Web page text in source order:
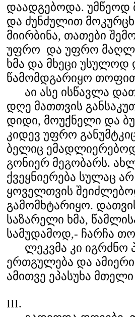
დაადგებოდა. უმწეოდ
და ძუნძულით
მიირბინა, თათები
უფრო და უფრო მაღლა
ხმა და მხეცი უსულოდ
წამომდგარიყო
აი ასე ისწავლა
დღე მათთვის
დიდი, მოუქნელი და
კიდევ უფრო
ბელიც
გონიერ მეგობარს.
ქვეყნიერება სულაც
ყოველთვის
გამომხტარიყო.
საზარელი ხმა,
სამუდამოდ,- ჩარჩა
ლეკვმა კი იგრძნო
ერთგულება და
ამითვე ეპასუხა
III.